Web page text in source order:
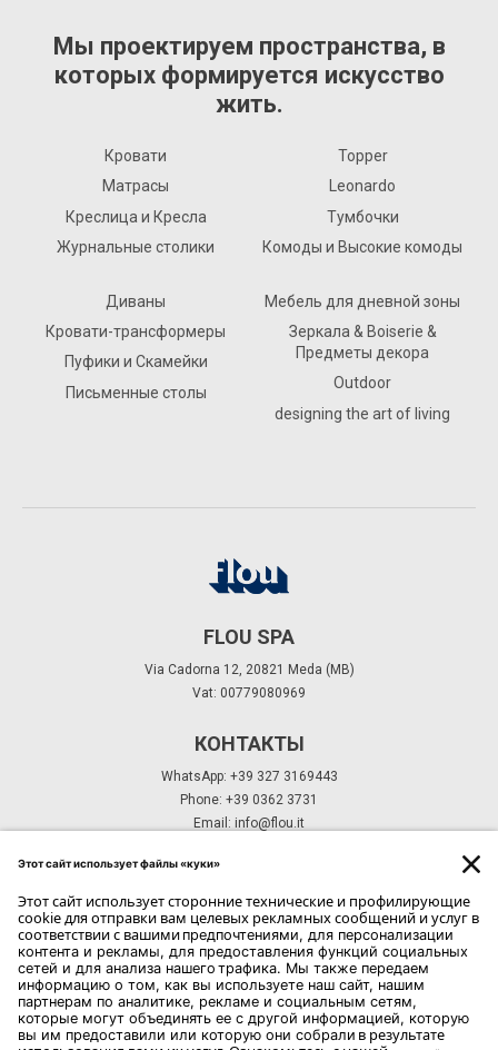
Мы проектируем пространства, в
которых формируется искусство
жить.
Кровати
Матрасы
Креслица и Кресла
Журнальные столики
Topper
Leonardo
Тумбочки
Комоды и Высокие комоды
Диваны
Кровати-трансформеры
Пуфики и Скамейки
Письменные столы
Мебель для дневной зоны
Зеркала & Boiserie &
Предметы декора
Outdoor
designing the art of living
FLOU SPA
Via Cadorna 12, 20821 Meda (MB)
Vat: 00779080969
КОНТАКТЫ
WhatsApp: +39 327 3169443
Phone: +39 0362 3731
Email: info@flou.it
ПОДПИСКА НА РАССЫЛКУ
ПОДПИСКА